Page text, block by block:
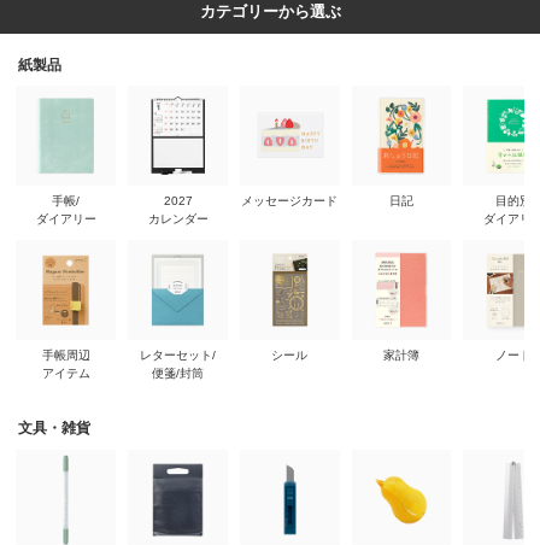
カテゴリーから選ぶ
紙製品
手帳/
ダイアリー
手帳周辺
アイテム
2027
カレンダー
レターセット/
便箋/封筒
メッセージカード
シール
日記
家計簿
目的別
ダイアリ
ノート
文具・雑貨